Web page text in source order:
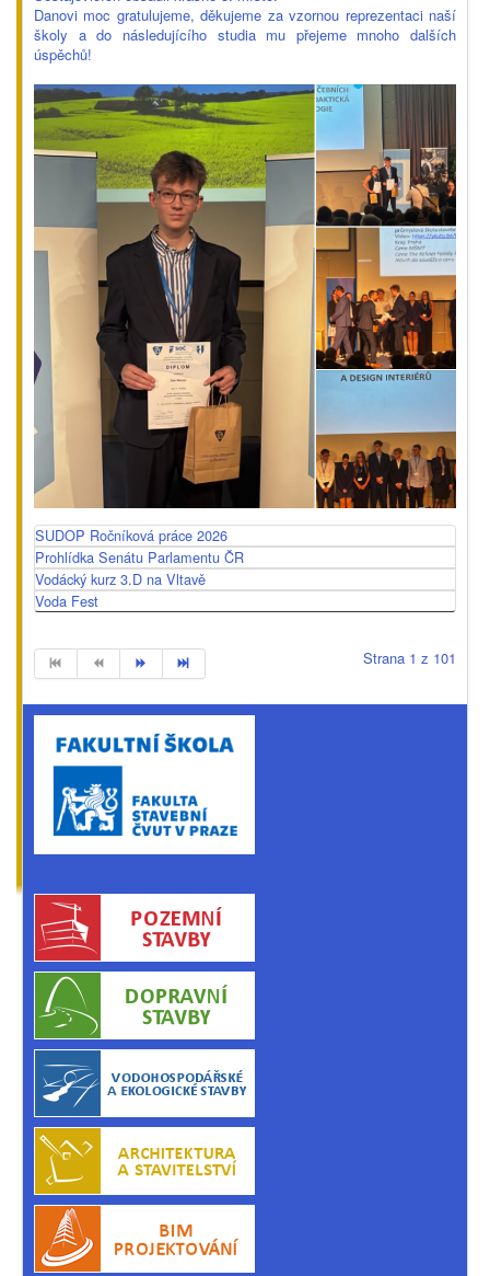
Danovi moc gratulujeme, děkujeme za vzornou reprezentaci naší
školy a do následujícího studia mu přejeme mnoho dalších
úspěchů!
SUDOP Ročníková práce 2026
Prohlídka Senátu Parlamentu ČR
Vodácký kurz 3.D na Vltavě
Voda Fest
Strana 1 z 101